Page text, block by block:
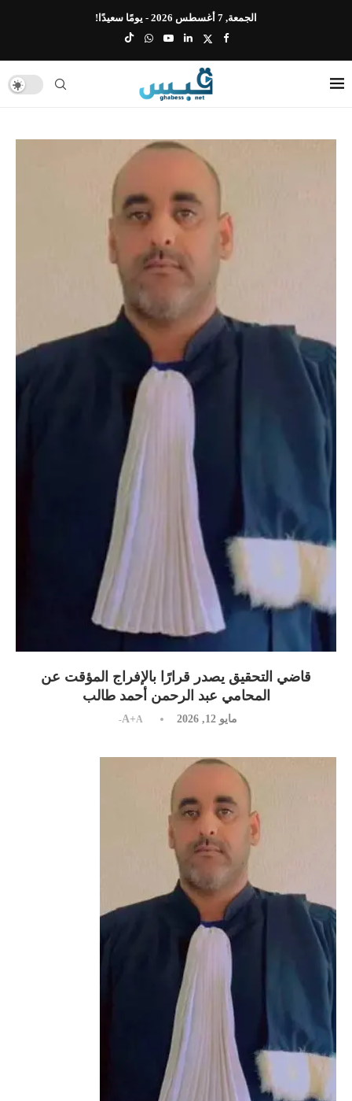
الجمعة, 7 أغسطس 2026 - يومًا سعيدًا!
قاضي التحقيق يصدر قرارًا بالإفراج المؤقت عن
المحامي عبد الرحمن أحمد طالب
مايو 12, 2026 A+A-